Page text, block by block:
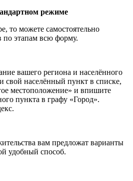
режиме
то можете самостоятельно
по этапам всю форму.
вашего региона и населённого
свой населённый пункт в списке,
местоположение» и впишите
пункта в графу «Город».
вам предложат варианты
удобный способ.